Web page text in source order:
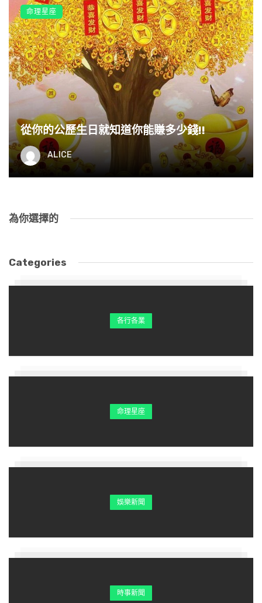
從你的公歷生日就知道你能賺多少錢!!
ALICE
命理星座
為你選擇的
Categories
各行各業
命理星座
娛樂新聞
時事新聞